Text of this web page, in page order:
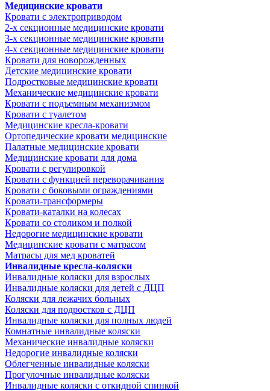
Медицинские кровати
Кровати с электроприводом
2-х секционные медицинские кровати
3-х секционные медицинские кровати
4-х секционные медицинские кровати
Кровати для новорожденных
Детские медицинские кровати
Подростковые медицинские кровати
Механические медицинские кровати
Кровати с подъемным механизмом
Кровати с туалетом
Медицинские крeсла-кровати
Ортопедические кровати медицинские
Палатные медицинские кровати
Медицинские кровати для дома
Кровати с регулировкой
Кровати с функцией переворачивания
Кровати с боковыми ограждениями
Кровати-трансформеры
Кровати-каталки на колесах
Кровати со столиком и полкой
Недорогие медицинские кровати
Медицинские кровати с матрасом
Матрасы для мед кроватей
Инвалидные кресла-коляски
Инвалидные коляски для взрослых
Инвалидные коляски для детей с ДЦП
Коляски для лежачих больных
Коляски для подростков с ДЦП
Инвалидные коляски для полных людей
Комнатные инвалидные коляски
Механические инвалидные коляски
Недорогие инвалидные коляски
Облегченные инвалидные коляски
Прогулочные инвалидные коляски
Инвалидные коляски с откидной спинкой